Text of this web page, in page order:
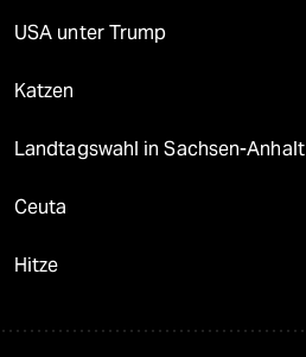
USA unter Trump
Katzen
Landtagswahl in Sachsen-Anhalt
Ceuta
Hitze